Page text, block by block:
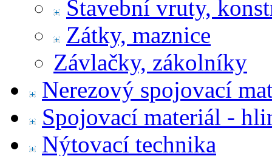
Stavební vruty,
Zátky, maznice
Závlačky, zákolníky
Nerezový spojovací
Spojovací materiál -
Nýtovací technika